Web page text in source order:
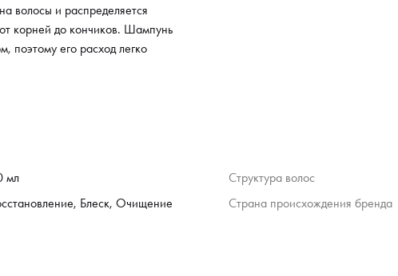
волосы и распределяется
корней до кончиков. Шампунь
поэтому его расход легко
мл Структура волос
Блеск, Очищение Страна происхождения бренда